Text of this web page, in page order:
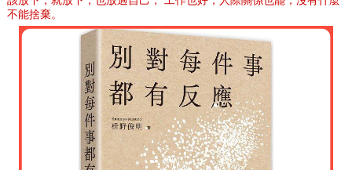
不能捨棄。